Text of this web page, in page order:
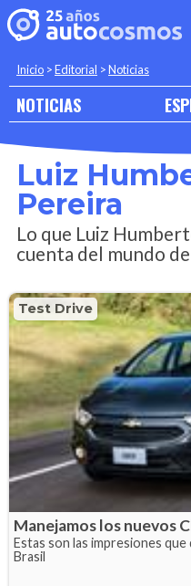
Inicio >Editorial >Noticias
NOTICIAS
Luiz
Pereira
Lo que Luiz
cuenta del mundo
Test Drive
Manejamos los nuevos
Estas son las impresiones
Brasil